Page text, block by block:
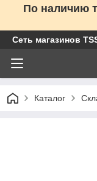
По наличию
Сеть магазинов
Каталог